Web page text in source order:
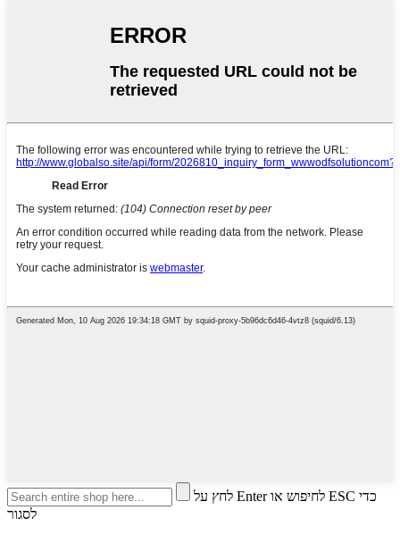
לחץ על Enter לחיפוש או ESC כדי
לסגור